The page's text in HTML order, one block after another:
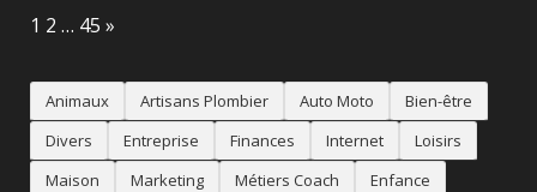
Page:
1 2 … 45 Next
»
Animaux Artisans Plombier Auto Moto
Bien-être
Divers
Entreprise Finances Internet
Loisirs
Maison
Marketing Métiers Coach
Enfance